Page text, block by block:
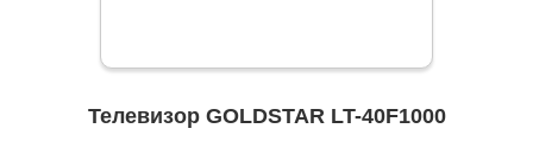
Телевизор GOLDSTAR LT-40F1000